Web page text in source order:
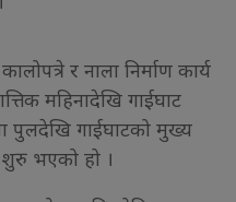
र नाला निर्माण कार्य
महिनादेखि गाईघाट
पुलदेखि गाईघाटको मुख्य
भएको हो ।